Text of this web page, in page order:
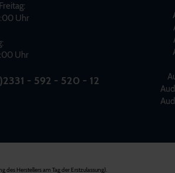
Uhr
Uhr
- 592 - 520 - 12
Herstellers am Tag der Erstzulassung).